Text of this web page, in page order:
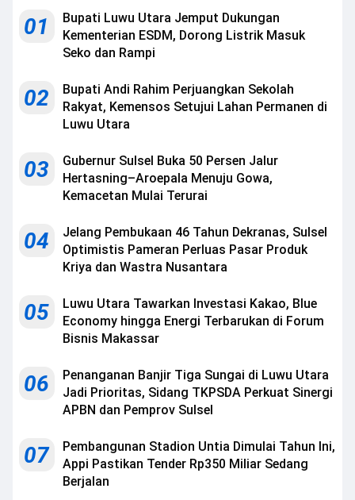
01
Bupati Luwu Utara Jemput Dukungan
Kementerian ESDM, Dorong Listrik Masuk
Seko dan Rampi
02
Bupati Andi Rahim Perjuangkan Sekolah
Rakyat, Kemensos Setujui Lahan Permanen di
Luwu Utara
03
Gubernur Sulsel Buka 50 Persen Jalur
Hertasning–Aroepala Menuju Gowa,
Kemacetan Mulai Terurai
04
Jelang Pembukaan 46 Tahun Dekranas, Sulsel
Optimistis Pameran Perluas Pasar Produk
Kriya dan Wastra Nusantara
05
Luwu Utara Tawarkan Investasi Kakao, Blue
Economy hingga Energi Terbarukan di Forum
Bisnis Makassar
06
Penanganan Banjir Tiga Sungai di Luwu Utara
Jadi Prioritas, Sidang TKPSDA Perkuat Sinergi
APBN dan Pemprov Sulsel
07
Pembangunan Stadion Untia Dimulai Tahun Ini,
Appi Pastikan Tender Rp350 Miliar Sedang
Berjalan